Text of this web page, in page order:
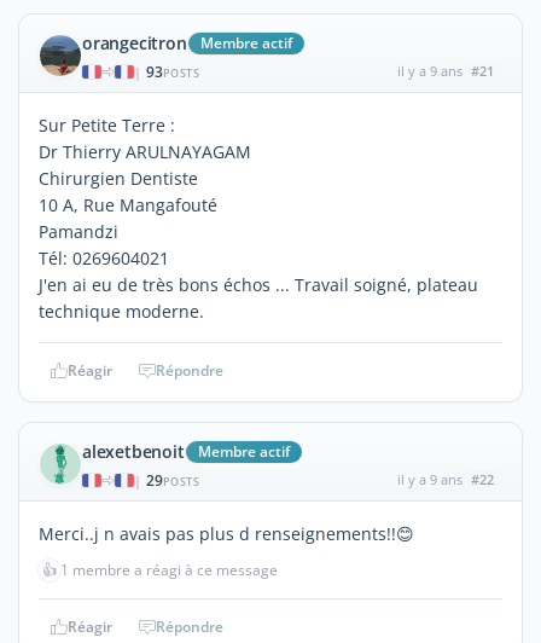
orangecitron Membre actif
| 93POSTS il y a 9 ans #21
Sur Petite Terre :
Dr Thierry ARULNAYAGAM
Chirurgien Dentiste
10 A, Rue Mangafouté
Pamandzi
Tél: 0269604021
J'en ai eu de très bons échos ... Travail soigné, plateau
technique moderne.
Réagir Répondre
alexetbenoit Membre actif
| 29POSTS il y a 9 ans #22
Merci..j n avais pas plus d renseignements!!😊
👍 1 membre a réagi à ce message
Réagir Répondre